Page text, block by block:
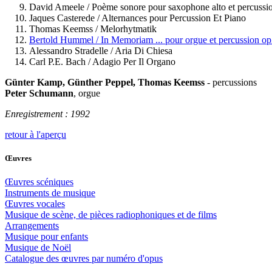
David Ameele / Poème sonore pour saxophone alto et
Jaques Casterede / Alternances pour Percussion Et Piano
Thomas Keemss / Melorhytmatik
Bertold Hummel / In Memoriam ... pour orgue et percussion
Alessandro Stradelle / Aria Di Chiesa
Carl P.E. Bach / Adagio Per Il Organo
Günter Kamp, Günther Peppel, Thomas Keemss - percussions
Peter Schumann, orgue
Enregistrement : 1992
retour à l'aperçu
Œuvres
Œuvres scéniques
Instruments de musique
Œuvres vocales
Musique de scène, de pièces radiophoniques et de films
Arrangements
Musique pour enfants
Musique de Noël
Catalogue des œuvres par numéro d'opus